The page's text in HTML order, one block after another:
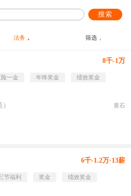
搜索
法务 筛选
8千-1万
险一金 年终奖金
绩效奖金
黄石
6千-1.2万·13薪
节福利 奖金
绩效奖金